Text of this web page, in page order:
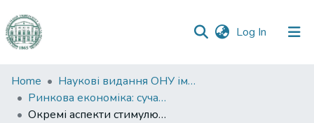
Log In (current)
Communities
&
Collections
Home
Наукові видання ОНУ імені І. І. Мечникова
Ринкова економіка: сучасна теорія і практика управління
Окремі аспекти стимулювання інноваційної діяльності підприємств сфери послуг